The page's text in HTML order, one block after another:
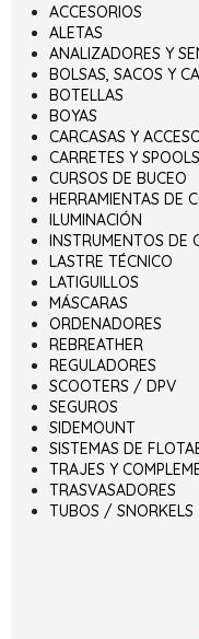
ACCESORIOS
ALETAS
ANALIZADORES Y
BOLSAS, SACOS Y
BOTELLAS
BOYAS
CARCASAS Y
CARRETES Y SPOOLS
CURSOS DE BUCEO
HERRAMIENTAS DE
ILUMINACIÓN
INSTRUMENTOS DE
LASTRE TÉCNICO
LATIGUILLOS
MÁSCARAS
ORDENADORES
REBREATHER
REGULADORES
SCOOTERS / DPV
SEGUROS
SIDEMOUNT
SISTEMAS DE
TRAJES Y
TRASVASADORES
TUBOS / SNORKELS